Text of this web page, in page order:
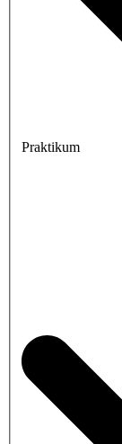
Praktikum